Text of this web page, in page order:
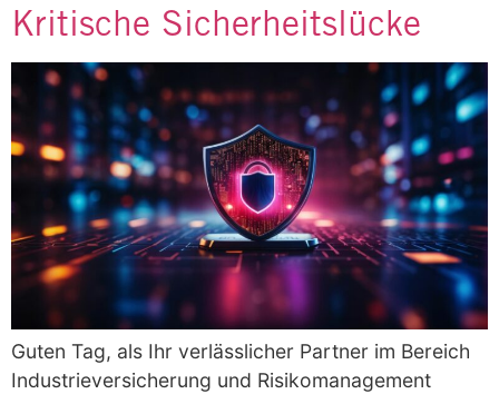
Kritische Sicherheitslücke
Guten Tag, als Ihr verlässlicher Partner im Bereich
Industrieversicherung und Risikomanagement